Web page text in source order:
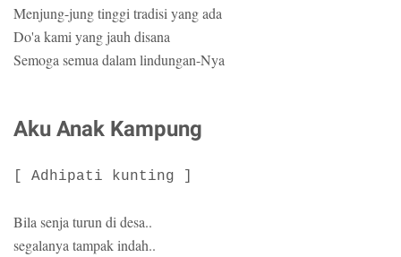
Menjung-jung tinggi tradisi yang ada
Do'a kami yang jauh disana
Semoga semua dalam lindungan-Nya
Aku Anak Kampung
[ Adhipati kunting ]
Bila senja turun di desa..
segalanya tampak indah..